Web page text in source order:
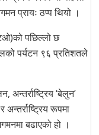
प्रायः ठप्प थियो ।
पछिल्लो छ
पर्यटन ९६ प्रतिशतले
अन्तर्राष्ट्रिय ‘बेलुन’
अन्तर्राष्ट्रिय रूपमा
बढाएको हो ।